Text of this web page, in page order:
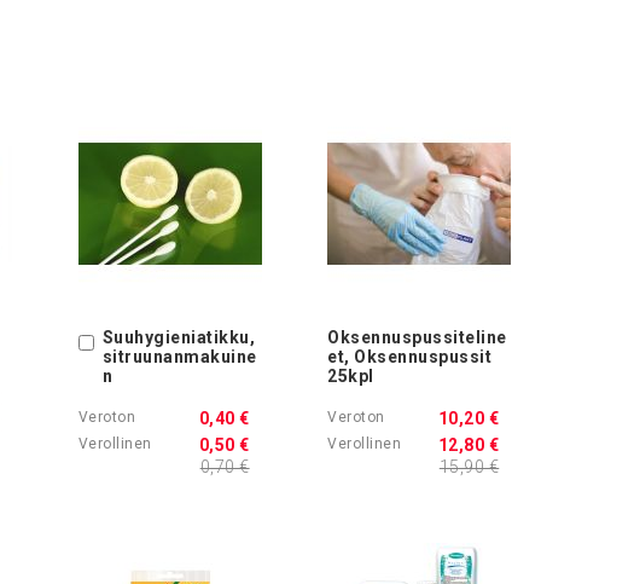
Suuhygieniatikku,
sitruunanmakuine
n
0,50 €
0,40 €
0,70 €
Ostoskoriin
Oksennuspussiteline
et, Oksennuspussit
25kpl
12,80 €
10,20 €
15,90 €